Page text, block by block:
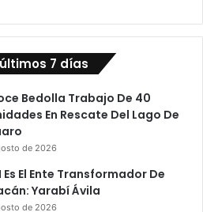
7 días
Bedolla Trabajo De 40
En Rescate Del Lago De
de 2026
Es El Ente Transformador De
Yarabí Ávila
de 2026